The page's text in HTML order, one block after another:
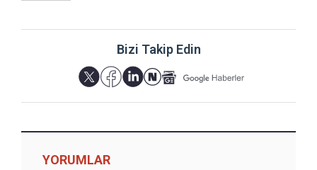
Bizi Takip Edin
YORUMLAR